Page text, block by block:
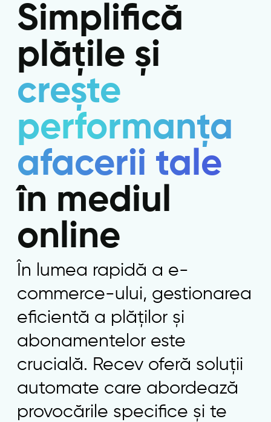
Simplifică
plățile și
crește
performanța
afacerii tale
în mediul
online
În lumea rapidă a e-
commerce-ului, gestionarea
eficientă a plăților și
abonamentelor este
crucială. Recev oferă soluții
automate care abordează
provocările specifice și te